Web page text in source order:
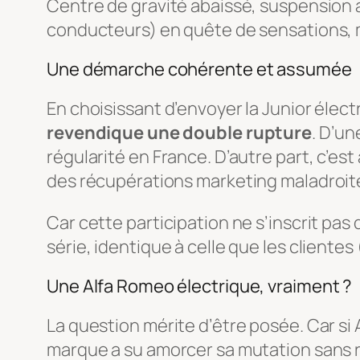
Centre de gravité abaissé,
conducteurs) en quête de sensations,
Une démarche cohérente et assumée
En choisissant d’envoyer la Junior
revendique une double rupture.
régularité en France. D’autre part,
des récupérations marketing
Car cette participation ne s’inscrit pas
série, identique à celle que les
Une Alfa Romeo électrique, vraiment ?
La question mérite d’être posée. Car
marque a su amorcer sa mutation